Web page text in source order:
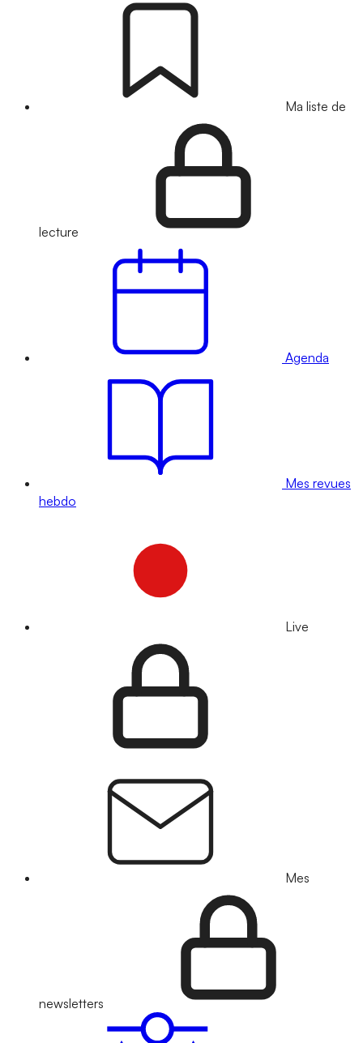
Ma liste de
lecture
Agenda
Mes revues
hebdo
Live
Mes
newsletters